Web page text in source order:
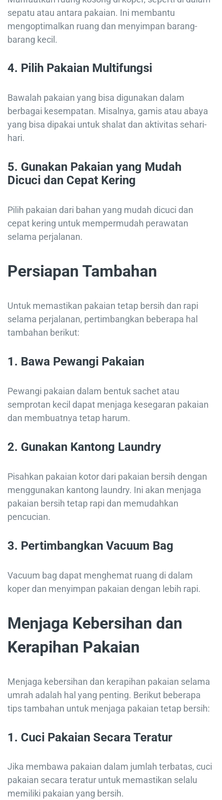
sepatu atau antara pakaian. Ini membantu
mengoptimalkan ruang dan menyimpan barang-
barang kecil.
4. Pilih Pakaian Multifungsi
Bawalah pakaian yang bisa digunakan dalam
berbagai kesempatan. Misalnya, gamis atau abaya
yang bisa dipakai untuk shalat dan aktivitas sehari-
hari.
5. Gunakan Pakaian yang Mudah
Dicuci dan Cepat Kering
Pilih pakaian dari bahan yang mudah dicuci dan
cepat kering untuk mempermudah perawatan
selama perjalanan.
Persiapan Tambahan
Untuk memastikan pakaian tetap bersih dan rapi
selama perjalanan, pertimbangkan beberapa hal
tambahan berikut:
1. Bawa Pewangi Pakaian
Pewangi pakaian dalam bentuk sachet atau
semprotan kecil dapat menjaga kesegaran pakaian
dan membuatnya tetap harum.
2. Gunakan Kantong Laundry
Pisahkan pakaian kotor dari pakaian bersih dengan
menggunakan kantong laundry. Ini akan menjaga
pakaian bersih tetap rapi dan memudahkan
pencucian.
3. Pertimbangkan Vacuum Bag
Vacuum bag dapat menghemat ruang di dalam
koper dan menyimpan pakaian dengan lebih rapi.
Menjaga Kebersihan dan
Kerapihan Pakaian
Menjaga kebersihan dan kerapihan pakaian selama
umrah adalah hal yang penting. Berikut beberapa
tips tambahan untuk menjaga pakaian tetap bersih:
1. Cuci Pakaian Secara Teratur
Jika membawa pakaian dalam jumlah terbatas, cuci
pakaian secara teratur untuk memastikan selalu
memiliki pakaian yang bersih.